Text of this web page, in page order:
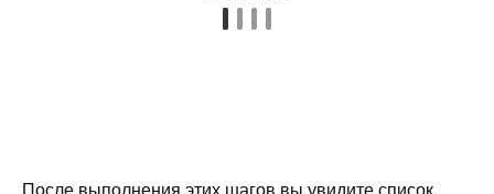
После выполнения этих шагов вы увидите список